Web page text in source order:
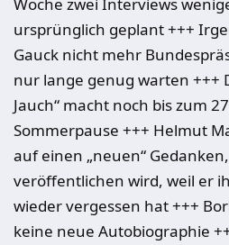
ursprünglich geplant +++
Gauck nicht mehr
nur lange genug warten +++
Jauch“ macht noch bis zum
Sommerpause +++ Helmut
auf einen „neuen“
veröffentlichen wird, weil er
wieder vergessen hat +++
keine neue Autobiographie